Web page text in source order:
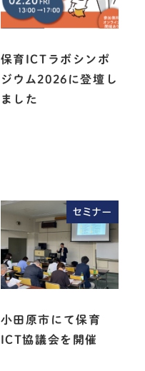
保育ICTラボシンポ
ジウム2026に登壇し
ました
セミナー
小田原市にて保育
ICT協議会を開催